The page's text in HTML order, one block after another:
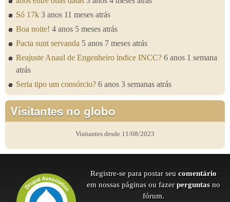
Só 17k 3 anos 11 meses atrás
Boa noite! 4 anos 5 meses atrás
Pacta sunt servanda 5 anos 7 meses atrás
Reajuste Anaul de Engenheiro ìndice INCC? 6 anos 1 semana
atrás
Seria tipo um consórcio? 6 anos 3 semanas atrás
Visitantes no globo
Visitantes desde 11/08/2023
Registre-se para postar seu comentário
em nossas páginas ou fazer perguntas no
fórum.